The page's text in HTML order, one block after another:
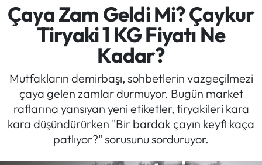
Çaya Zam Geldi Mi? Çaykur
Tiryaki 1 KG Fiyatı Ne
Kadar?
Mutfakların demirbaşı, sohbetlerin vazgeçilmezi
çaya gelen zamlar durmuyor. Bugün market
raflarına yansıyan yeni etiketler, tiryakileri kara
kara düşündürürken "Bir bardak çayın keyfi kaça
patlıyor?" sorusunu sorduruyor.
Türkiye
Kültür/Sanat
Politik Kulis
Dünya
Trabzon Trafik Yoğunluk Haritası
Süper Lig Puan Durumu ve Fikstür
Tüm Manşetler
Son Dakika Haberleri
Haber Arşivi